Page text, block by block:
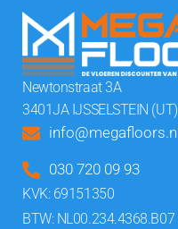
Newtonstraat 3A
3401JA IJSSELSTEIN (UT)
info@megafloors.nl
030 720 09 93
KVK: 69151350
BTW: NL00.234.4368.B07